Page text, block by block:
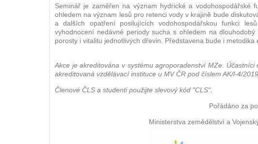
Seminář je zaměřen na význam hydrické a
ohledem na význam lesů pro retenci vody v krajině bude
a dalších opatření posilujících vodohospodářskou funkci
vyhodnocení nedávné periody sucha s ohledem na
porosty i vitalitu jednotlivých dřevin. Představena bude i
Akce je akreditována v systému agroporadenství MZe.
akreditovaná vzdělávací instituce u MV ČR pod číslem AK/l-4/2019.
Členové ČLS a studenti použijte slevový kód "CLS".
Pořádáno za
Ministerstva zemědělství a